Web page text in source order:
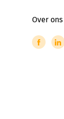
Over ons